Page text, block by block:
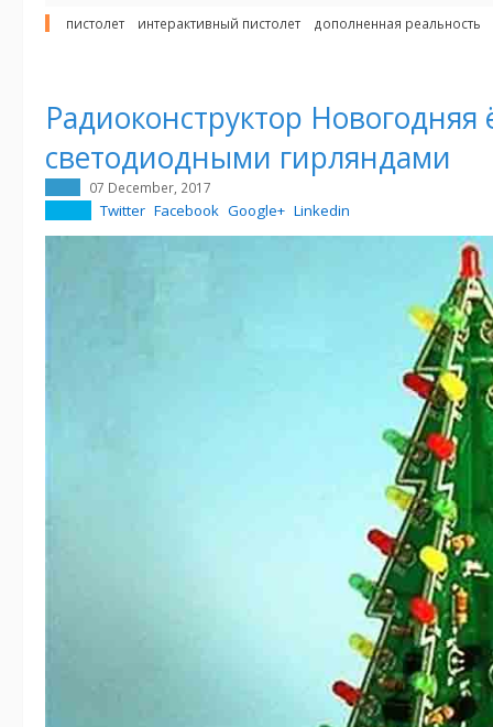
пистолет
интерактивный пистолет дополненная реальность
Радиоконструктор Новогодняя
светодиодными гирляндами
07 December, 2017
Twitter Facebook Google+ Linkedin